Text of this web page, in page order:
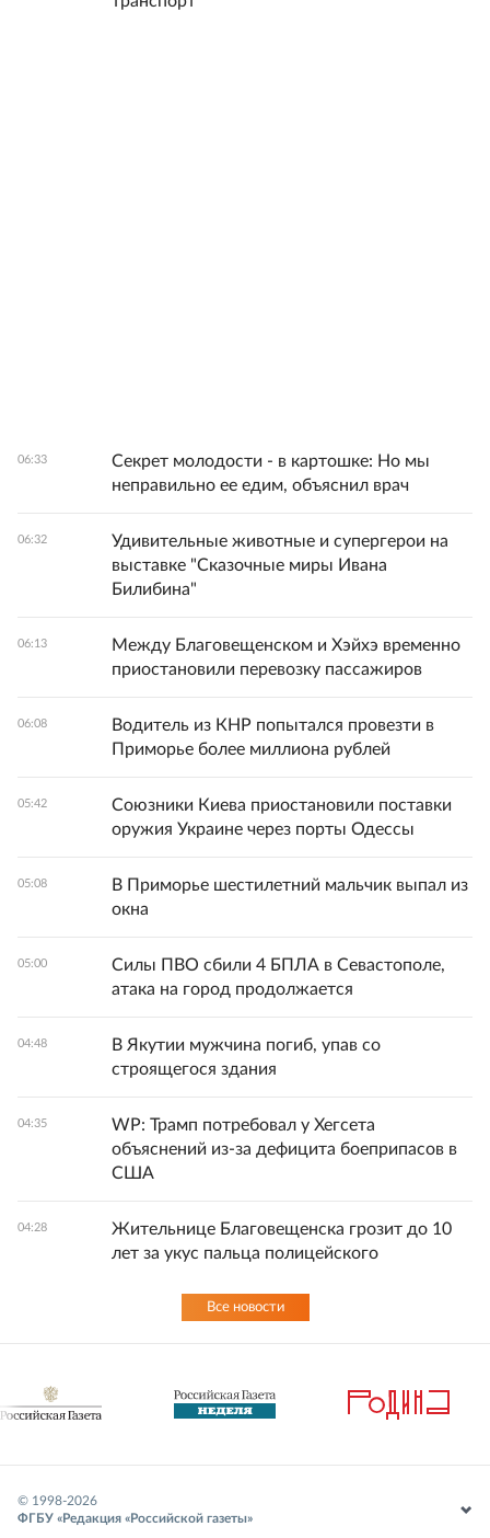
06:33
Секрет молодости - в картошке: Но мы
неправильно ее едим, объяснил врач
06:32
Удивительные животные и супергерои на
выставке "Сказочные миры Ивана
Билибина"
06:13
Между Благовещенском и Хэйхэ временно
приостановили перевозку пассажиров
06:08
Водитель из КНР попытался провезти в
Приморье более миллиона рублей
05:42
Союзники Киева приостановили поставки
оружия Украине через порты Одессы
05:08
В Приморье шестилетний мальчик выпал из
окна
05:00
Силы ПВО сбили 4 БПЛА в Севастополе,
атака на город продолжается
04:48
В Якутии мужчина погиб, упав со
строящегося здания
04:35
WP: Трамп потребовал у Хегсета
объяснений из-за дефицита боеприпасов в
США
04:28
Жительнице Благовещенска грозит до 10
лет за укус пальца полицейского
Все новости
© 1998-2026
ФГБУ «Редакция «Российской газеты»